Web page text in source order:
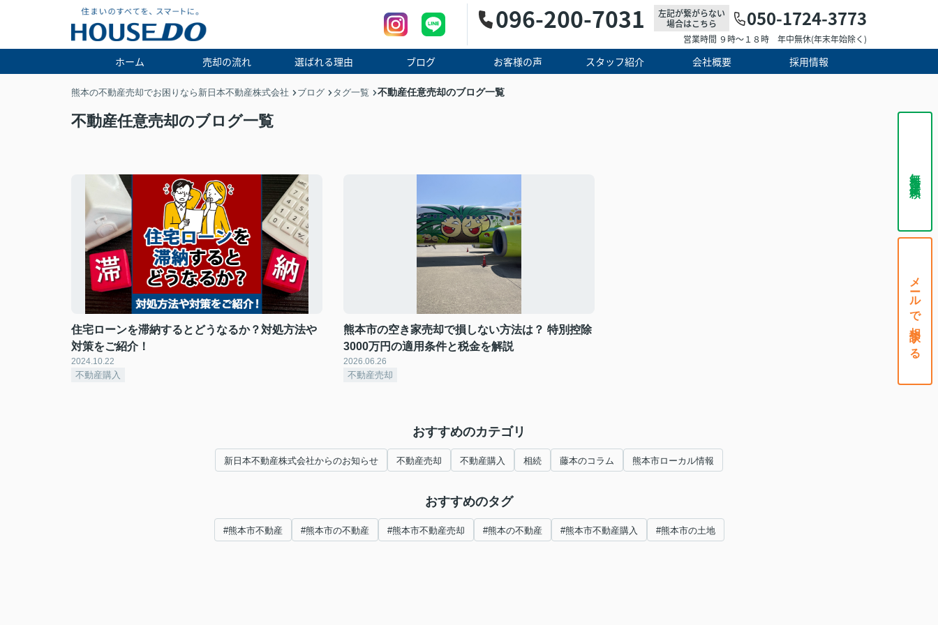
096-200-7031
左記が繋がらない
場合はこちら
050-1724-3773
営業時間 ９時～１８時 年中無休(年末年始除く)
ホーム 売却の流れ 選ばれる理由 ブログ お客様の声 スタッフ紹介 会社概要 採用情報
無料査定依頼
メールで相談する
熊本の不動産売却でお困りなら新日本不動産株式会社 ブログ タグ一覧 不動産任意売却のブログ一覧
不動産任意売却のブログ一覧
住宅ローンを滞納するとどうなるか？対処方法や
対策をご紹介！
2024.10.22
不動産購入
熊本市の空き家売却で損しない方法は？ 特別控除
3000万円の適用条件と税金を解説
2026.06.26
不動産売却
おすすめのカテゴリ
新日本不動産株式会社からのお知らせ 不動産売却 不動産購入 相続 藤本のコラム 熊本市ローカル情報
おすすめのタグ
#熊本市不動産 #熊本市の不動産 #熊本市不動産売却 #熊本の不動産 #熊本市不動産購入 #熊本市の土地